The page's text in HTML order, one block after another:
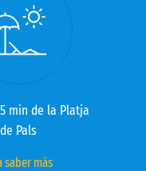
min de la Platja
de Pals
saber más